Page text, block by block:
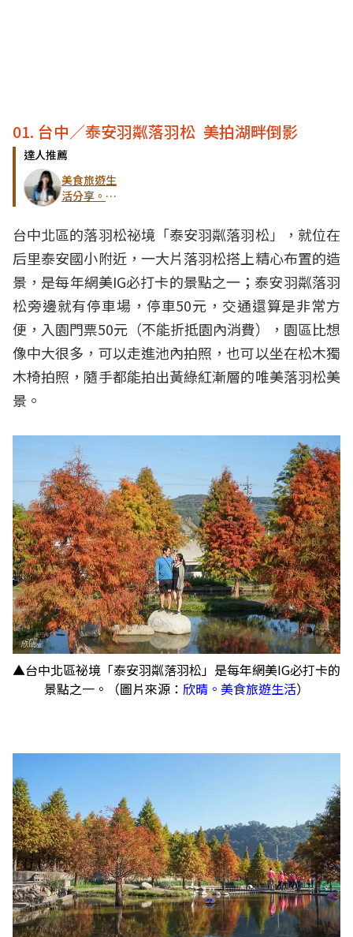
01. 台中／泰安羽粼落羽松 美拍湖畔倒影
達人推薦
美食旅遊生
活分享。欣
台中北區的落羽松祕境「泰安羽粼落羽松」，就位在
后里泰安國小附近，一大片落羽松搭上精心布置的造
景，是每年網美IG必打卡的景點之一；泰安羽粼落羽
松旁邊就有停車場，停車50元，交通還算是非常方
便，入園門票50元（不能折抵園內消費），園區比想
像中大很多，可以走進池內拍照，也可以坐在松木獨
木椅拍照，隨手都能拍出黃綠紅漸層的唯美落羽松美
景。
▲台中北區祕境「泰安羽粼落羽松」是每年網美IG必打卡的
景點之一。（圖片來源： 欣晴。美食旅遊生活）